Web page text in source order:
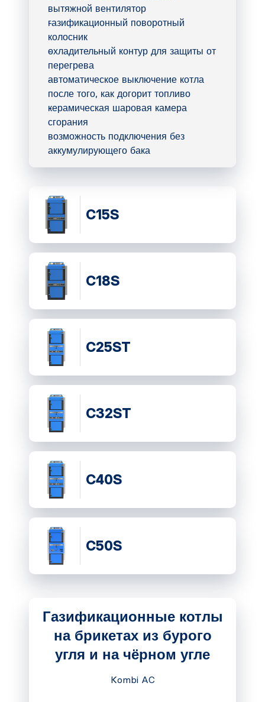
вытяжной вентилятор
газификационный поворотный
колосник
охладительный контур для защиты от
перегрева
автоматическое выключение котла
после того, как догорит топливо
керамическая шаровая камера
сгорания
возможность подключения без
аккумулирующего бака
C15S
C18S
C25ST
C32ST
C40S
C50S
Газификационные котлы
на брикетах из бурого
угля и на чёрном угле
Kombi AC